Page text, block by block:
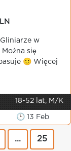
w
się
🙂 Więcej
18-52 lat, M/K
🕒 13 Feb
... 25